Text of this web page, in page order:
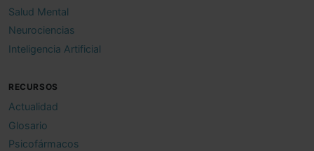
Salud Mental
Neurociencias
Inteligencia Artificial
RECURSOS
Actualidad
Glosario
Psicofármacos